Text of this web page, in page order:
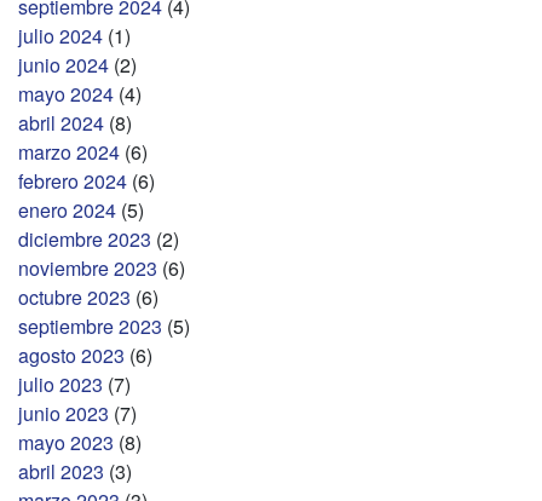
septiembre 2024 (4)
julio 2024 (1)
junio 2024 (2)
mayo 2024 (4)
abril 2024 (8)
marzo 2024 (6)
febrero 2024 (6)
enero 2024 (5)
diciembre 2023 (2)
noviembre 2023 (6)
octubre 2023 (6)
septiembre 2023 (5)
agosto 2023 (6)
julio 2023 (7)
junio 2023 (7)
mayo 2023 (8)
abril 2023 (3)